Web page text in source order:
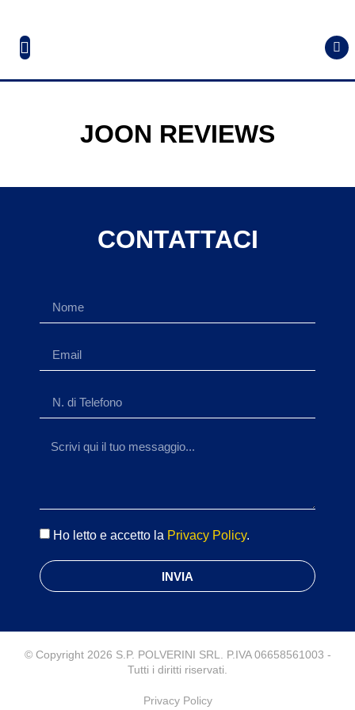
JOON REVIEWS
CONTATTACI
Ho letto e accetto la Privacy Policy.
INVIA
© Copyright 2026 S.P. POLVERINI SRL. P.IVA 06658561003 -
Tutti i diritti riservati.
Privacy Policy